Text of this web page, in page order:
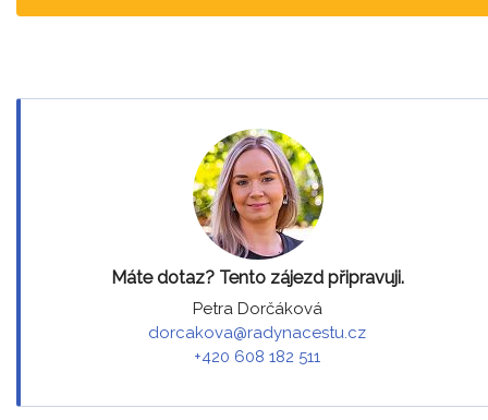
Máte dotaz? Tento zájezd připravuji.
Petra Dorčáková
dorcakova@radynacestu.cz
+420 608 182 511